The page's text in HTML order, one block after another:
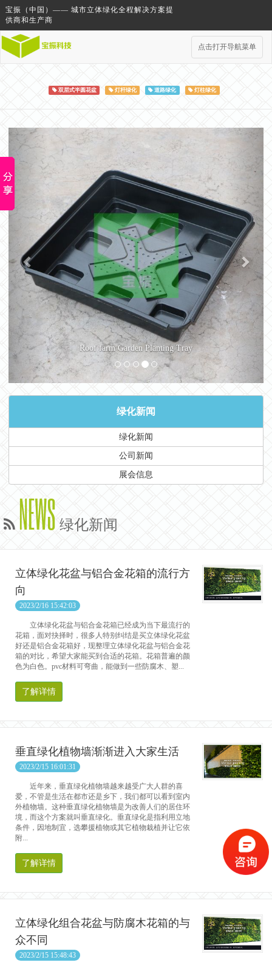
宝振（中国）—— 城市立体绿化全程解决方案提
供商和生产商
点击打开导航菜单
双层式半圆花盆 灯杆绿化 道路绿化 灯柱绿化
Roof farm Garden Planting Tray
Previous Next
绿化新闻
绿化新闻
公司新闻
展会信息
NEWS 绿化新闻
立体绿化花盆与铝合金花箱的流行方
向
2023/2/16 15:42:03
立体绿化花盆与铝合金花箱已经成为当下最流行的
花箱，面对抉择时，很多人特别纠结是买立体绿化花盆
好还是铝合金花箱好，现整理立体绿化花盆与铝合金花
箱的对比，希望大家能买到合适的花箱。花箱普遍的颜
色为白色。pvc材料可弯曲，能做到一些防腐木、塑...
了解详情
垂直绿化植物墙渐渐进入大家生活
2023/2/15 16:01:31
近年来，垂直绿化植物墙越来越受广大人群的喜
爱，不管是生活在都市还是乡下，我们都可以看到室内
外植物墙。这种垂直绿化植物墙是为改善人们的居住环
境，而这个方案就叫垂直绿化。垂直绿化是指利用立地
条件，因地制宜，选攀援植物或其它植物栽植并让它依
附...
了解详情
立体绿化组合花盆与防腐木花箱的与
众不同
2023/2/15 15:48:43